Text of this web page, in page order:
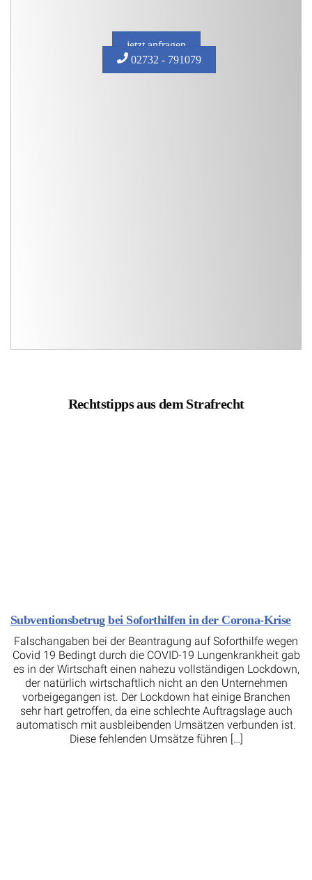
jetzt anfragen
02732 - 791079
Rechtstipps aus dem Strafrecht
Subventionsbetrug bei Soforthilfen in der Corona-Krise
Falschangaben bei der Beantragung auf Soforthilfe wegen
Covid 19 Bedingt durch die COVID-19 Lungenkrankheit gab
es in der Wirtschaft einen nahezu vollständigen Lockdown,
der natürlich wirtschaftlich nicht an den Unternehmen
vorbeigegangen ist. Der Lockdown hat einige Branchen
sehr hart getroffen, da eine schlechte Auftragslage auch
automatisch mit ausbleibenden Umsätzen verbunden ist.
Diese fehlenden Umsätze führen […]